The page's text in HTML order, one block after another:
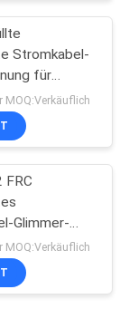
Stromkabel-
für
MOQ:Verkäuflich
FRC
Glimmer-
Leitung
MOQ:Verkäuflich